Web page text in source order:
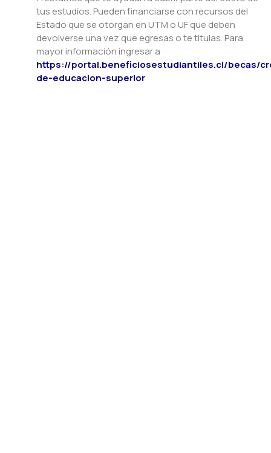
tus estudios. Pueden financiarse con recursos del
Estado que se otorgan en UTM o UF que deben
devolverse una vez que egresas o te titulas. Para
mayor información ingresar a
https://portal.beneficiosestudiantiles.cl/becas/
de-educacion-superior